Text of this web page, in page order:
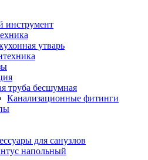
инструмент
утварь
труба бесшумная
Канализационные фитинги
для санузлов
напольный